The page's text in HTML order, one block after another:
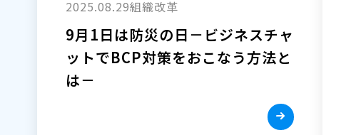
2025.08.29組織改革
9月1日は防災の日－ビジネスチャ
ットでBCP対策をおこなう方法と
は－